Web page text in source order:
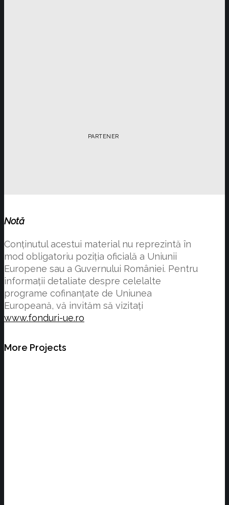
PARTENER
Notă
Conţinutul acestui material nu reprezintă în
mod obligatoriu poziţia oficială a Uniunii
Europene sau a Guvernului României. Pentru
informații detaliate despre celelalte
programe cofinanțate de Uniunea
Europeană, vă invităm să vizitați
www.fonduri-ue.ro
More Projects